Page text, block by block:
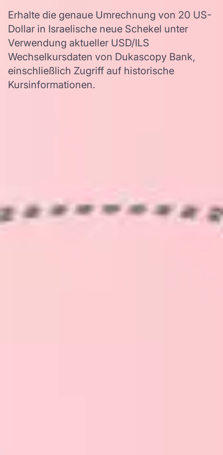
Erhalte die genaue Umrechnung von 20 US-
Dollar in Israelische neue Schekel unter
Verwendung aktueller USD/ILS
Wechselkursdaten von Dukascopy Bank,
einschließlich Zugriff auf historische
Kursinformationen.